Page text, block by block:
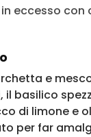
eccesso con
e
basilico
di limone e
per far